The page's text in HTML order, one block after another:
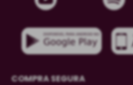
COMPRA SEGURA